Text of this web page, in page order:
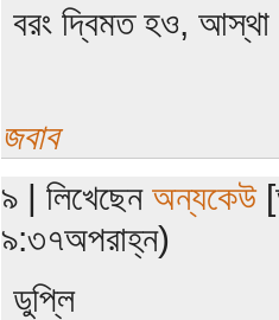
বরং দ্বিমত হও, আস্থা
জবাব
৯ | লিখেছেন অন্যকেউ
৯:৩৭অপরাহ্ন)
ডুপ্লি